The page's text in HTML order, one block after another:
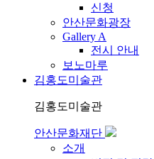
신청
안산문화광장
Gallery A
전시 안내
보노마루
김홍도미술관
김홍도미술관
안산문화재단
소개